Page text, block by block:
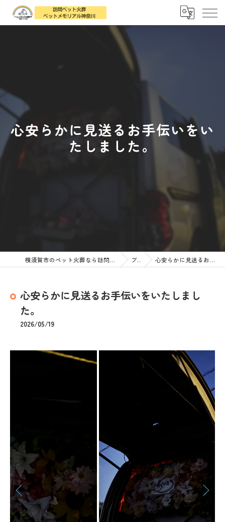
心安らかに見送るお手伝いをい
たしました。
横須賀市のペット火葬なら訪問ペット火葬 ペットメモリアル神奈川 ブログ 心安らかに見送るお手伝いをいたしました。
心安らかに見送るお手伝いをいたしまし
た。
2026/05/19